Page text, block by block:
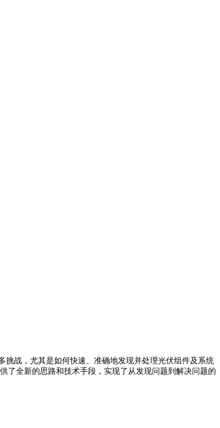
战，尤其是如何快速、准确地发现并处理光伏组件及系统
了全新的思路和技术手段，实现了从发现问题到解决问题的